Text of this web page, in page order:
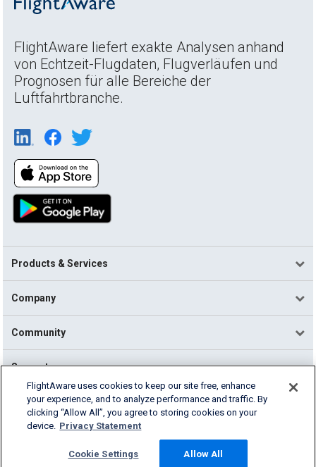
FlightAware liefert exakte Analysen anhand
von Echtzeit-Flugdaten, Flugverläufen und
Prognosen für alle Bereiche der
Luftfahrtbranche.
Products & Services
Company
Community
Support
English (USA)
2026 FlightAware
Cookie Settings
FlightAware uses cookies to keep our site free, enhance
your experience, and to analyze performance and traffic. By
clicking “Allow All”, you agree to storing cookies on your
device. Privacy Statement
Cookie Settings Allow All